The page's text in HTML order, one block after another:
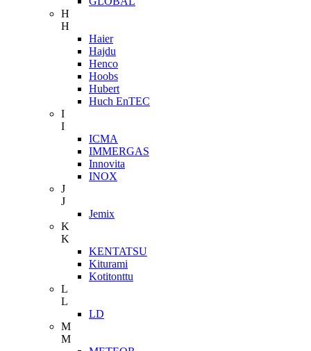
H
H
Haier
Hajdu
Henco
Hoobs
Hubert
Huch EnTEC
I
I
ICMA
IMMERGAS
Innovita
INOX
J
J
Jemix
K
K
KENTATSU
Kiturami
Kotitonttu
L
L
LD
M
M